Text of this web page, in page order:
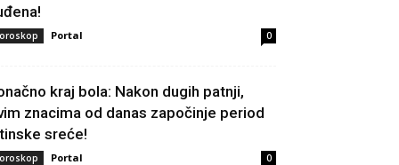
Portal 0
kraj bola: Nakon dugih patnji,
znacima od danas započinje period
sreće!
Portal 0